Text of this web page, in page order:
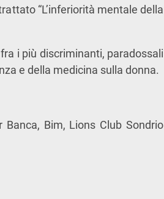
“L’inferiorità mentale della
i più discriminanti, paradossali
e della medicina sulla donna.
Bim, Lions Club Sondrio